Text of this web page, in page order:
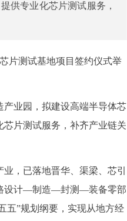
供专业化芯片测试服务，
片测试基地项目签约仪式举
业园，拟建设高端半导体芯
片测试服务，补齐产业链关
，已落地晋华、渠梁、芯引
路设计—制造—封测—装备零部
”规划纲要，实现从地方经